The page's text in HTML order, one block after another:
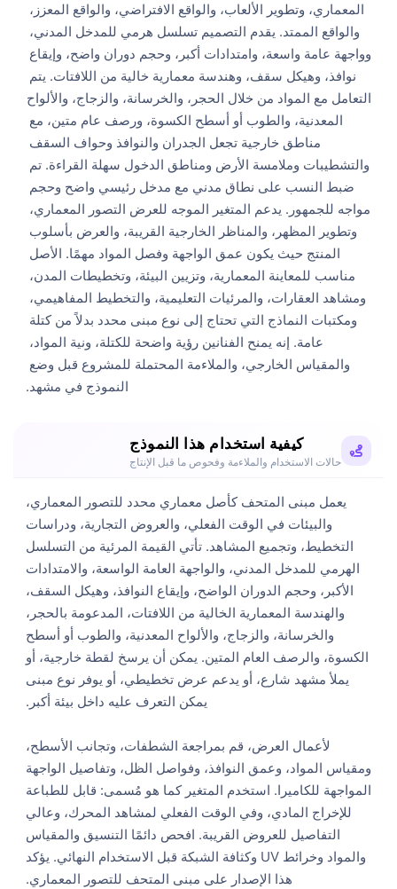
النموذج في مشهد.
كيفية استخدام هذا النموذج
حالات الاستخدام والملاءمة وفحوص ما قبل الإنتاج
يعمل مبنى المتحف كأصل معماري محدد للتصور المعماري،
والبيئات في الوقت الفعلي، والعروض التجارية، ودراسات
التخطيط، وتجميع المشاهد. تأتي القيمة المرئية من التسلسل
الهرمي للمدخل المدني، والواجهة العامة الواسعة، والامتدادات
الأكبر، وحجم الدوران الواضح، وإيقاع النوافذ، وهيكل السقف،
والهندسة المعمارية الخالية من اللافتات، المدعومة بالحجر،
والخرسانة، والزجاج، والألواح المعدنية، والطوب أو أسطح
الكسوة، والرصف العام المتين. يمكن أن يرسخ لقطة خارجية، أو
يملأ مشهد شارع، أو يدعم عرض تخطيطي، أو يوفر نوع مبنى
لأعمال العرض، قم بمراجعة الشطفات، وتجانب الأسطح،
ومقياس المواد، وعمق النوافذ، وفواصل الظل، وتفاصيل الواجهة
المواجهة للكاميرا. استخدم المتغير كما هو مُسمى: قابل للطباعة
للإخراج المادي، وفي الوقت الفعلي لمشاهد المحرك، وعالي
التفاصيل للعروض القريبة. افحص دائمًا التنسيق والمقياس
والمواد وخرائط UV وكثافة الشبكة قبل الاستخدام النهائي. يؤكد
هذا الإصدار على مبنى المتحف للتصور المعماري.